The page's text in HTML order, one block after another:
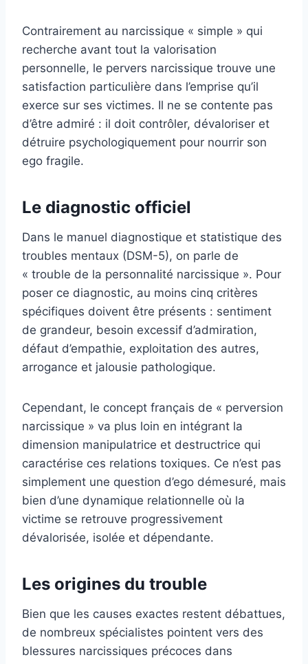
Contrairement au narcissique « simple » qui
recherche avant tout la valorisation
personnelle, le pervers narcissique trouve une
satisfaction particulière dans l’emprise qu’il
exerce sur ses victimes. Il ne se contente pas
d’être admiré : il doit contrôler, dévaloriser et
détruire psychologiquement pour nourrir son
ego fragile.
Le diagnostic officiel
Dans le manuel diagnostique et statistique des
troubles mentaux (DSM-5), on parle de
« trouble de la personnalité narcissique ». Pour
poser ce diagnostic, au moins cinq critères
spécifiques doivent être présents : sentiment
de grandeur, besoin excessif d’admiration,
défaut d’empathie, exploitation des autres,
arrogance et jalousie pathologique.
Cependant, le concept français de « perversion
narcissique » va plus loin en intégrant la
dimension manipulatrice et destructrice qui
caractérise ces relations toxiques. Ce n’est pas
simplement une question d’ego démesuré, mais
bien d’une dynamique relationnelle où la
victime se retrouve progressivement
dévalorisée, isolée et dépendante.
Les origines du trouble
Bien que les causes exactes restent débattues,
de nombreux spécialistes pointent vers des
blessures narcissiques précoces dans